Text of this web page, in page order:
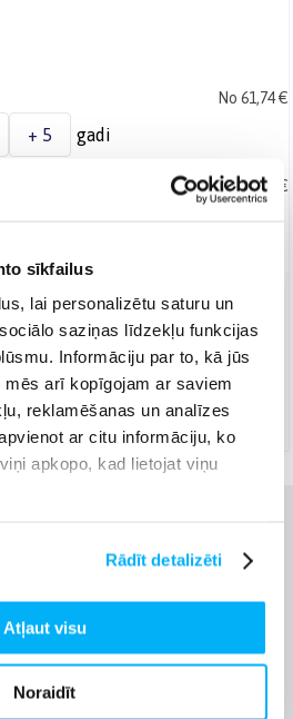
sīkfailus
lai personalizētu saturu un
saziņas līdzekļu funkcijas
Informāciju par to, kā jūs
arī kopīgojam ar saviem
reklamēšanas un analīzes
ar citu informāciju, ko
apkopo, kad lietojat viņu
Rādīt detalizēti
Atļaut visu
Noraidīt
No 61,74 €
+ 5 gadi
No 82,38 €
8,99 € )
naudā piegādes brīdī.
24 mēn.